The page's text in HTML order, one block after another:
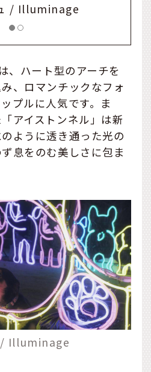
© イルミナージュ /
、ハート型のアーチを
、ロマンチックなフォ
プルに人気です。ま
アイストンネル」は新
ように透き通った光の
息をのむ美しさに包ま
/ Illuminage